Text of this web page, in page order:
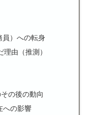
員）への転身
由（推測）
の後の動向
への影響